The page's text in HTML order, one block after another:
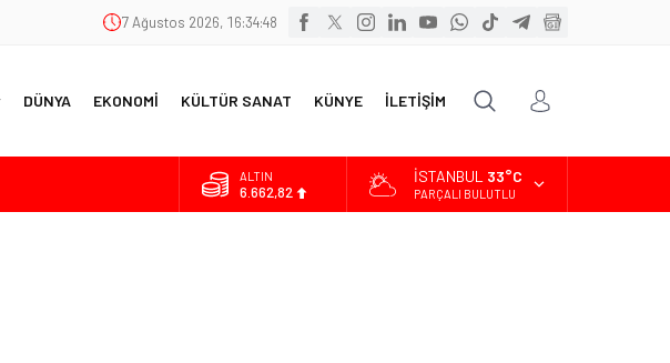
7 Ağustos 2026, 16:34:48
DÜNYA EKONOMİ KÜLTÜR SANAT KÜNYE İLETİŞİM
Hukuk Anlayışının
ALTIN
6.662,82
İSTANBUL 33°C
PARÇALI BULUTLU